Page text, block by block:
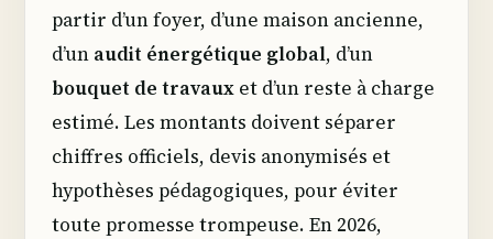
partir d’un foyer, d’une maison ancienne,
d’un audit énergétique global, d’un
bouquet de travaux et d’un reste à charge
estimé. Les montants doivent séparer
chiffres officiels, devis anonymisés et
hypothèses pédagogiques, pour éviter
toute promesse trompeuse. En 2026,